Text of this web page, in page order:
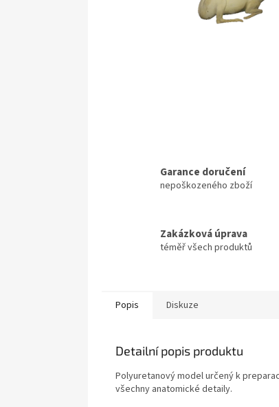
Garance doručení
nepoškozeného zboží
Zakázková úprava
téměř všech produktů
Popis Diskuze
Detailní popis produktu
Polyuretanový model určený k
všechny anatomické detaily.